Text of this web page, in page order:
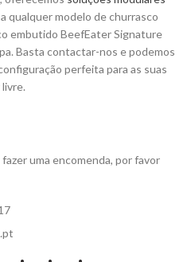
qualquer modelo de churrasco
embutido BeefEater Signature
Basta contactar-nos e podemos
perfeita para as suas
uma encomenda, por favor